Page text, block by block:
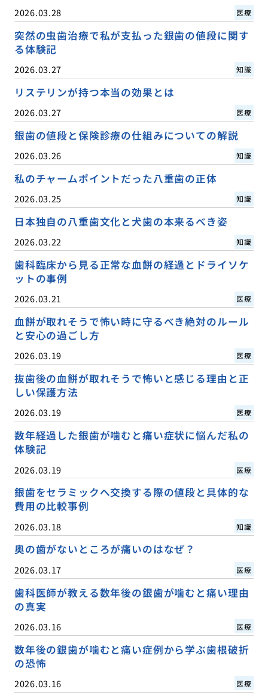
2026.03.28 医療
突然の虫歯治療で私が支払った銀歯の値段に関す
る体験記
2026.03.27 知識
リステリンが持つ本当の効果とは
2026.03.27 医療
銀歯の値段と保険診療の仕組みについての解説
2026.03.26 知識
私のチャームポイントだった八重歯の正体
2026.03.25 知識
日本独自の八重歯文化と犬歯の本来るべき姿
2026.03.22 知識
歯科臨床から見る正常な血餅の経過とドライソケ
ットの事例
2026.03.21 医療
血餅が取れそうで怖い時に守るべき絶対のルール
と安心の過ごし方
2026.03.19 医療
抜歯後の血餅が取れそうで怖いと感じる理由と正
しい保護方法
2026.03.19 医療
数年経過した銀歯が噛むと痛い症状に悩んだ私の
体験記
2026.03.19 医療
銀歯をセラミックへ交換する際の値段と具体的な
費用の比較事例
2026.03.18 知識
奥の歯がないところが痛いのはなぜ？
2026.03.17 医療
歯科医師が教える数年後の銀歯が噛むと痛い理由
の真実
2026.03.16 医療
数年後の銀歯が噛むと痛い症例から学ぶ歯根破折
の恐怖
2026.03.16 医療